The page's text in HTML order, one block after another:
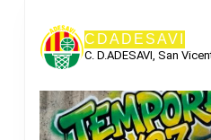
CDADESAVI
C. D.ADESAVI, San